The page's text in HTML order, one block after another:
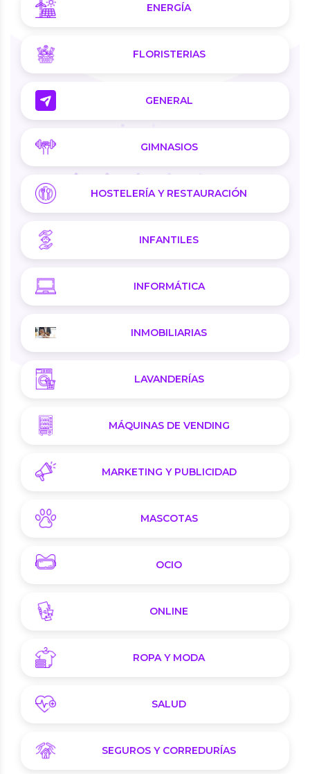
ENERGÍA
FLORISTERIAS
GENERAL
GIMNASIOS
HOSTELERÍA Y RESTAURACIÓN
INFANTILES
INFORMÁTICA
INMOBILIARIAS
LAVANDERÍAS
MÁQUINAS DE VENDING
MARKETING Y PUBLICIDAD
MASCOTAS
OCIO
ONLINE
ROPA Y MODA
SALUD
SEGUROS Y CORREDURÍAS